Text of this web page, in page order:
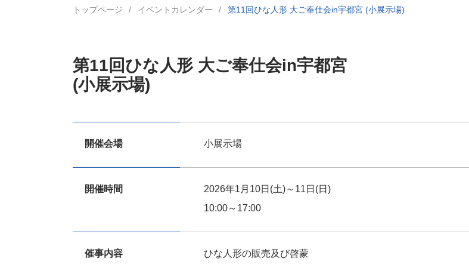
トップページ イベントカレンダー 第11回ひな人形 大ご奉仕会in宇都宮 (小展示場)
第11回ひな人形 大ご奉仕会in宇都宮
(小展示場)
開催会場 小展示場
開催時間
2026年1月10日(土)～11日(日)
10:00～17:00
催事内容 ひな人形の販売及び啓蒙